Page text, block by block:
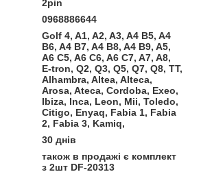
2pin
0968886644
Golf 4, A1, A2, A3, A4 B5, A4
B6, A4 B7, A4 B8, A4 B9, A5,
A6 C5, A6 C6, A6 C7, A7, A8,
E-tron, Q2, Q3, Q5, Q7, Q8, TT,
Alhambra, Altea, Alteca,
Arosa, Ateca, Cordoba, Exeo,
Ibiza, Inca, Leon, Mii, Toledo,
Citigo, Enyaq, Fabia 1, Fabia
2, Fabia 3, Kamiq,
30 днів
також в продажі є комплект
з 2шт DF-20313